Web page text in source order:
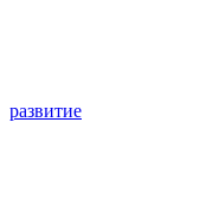
развитие